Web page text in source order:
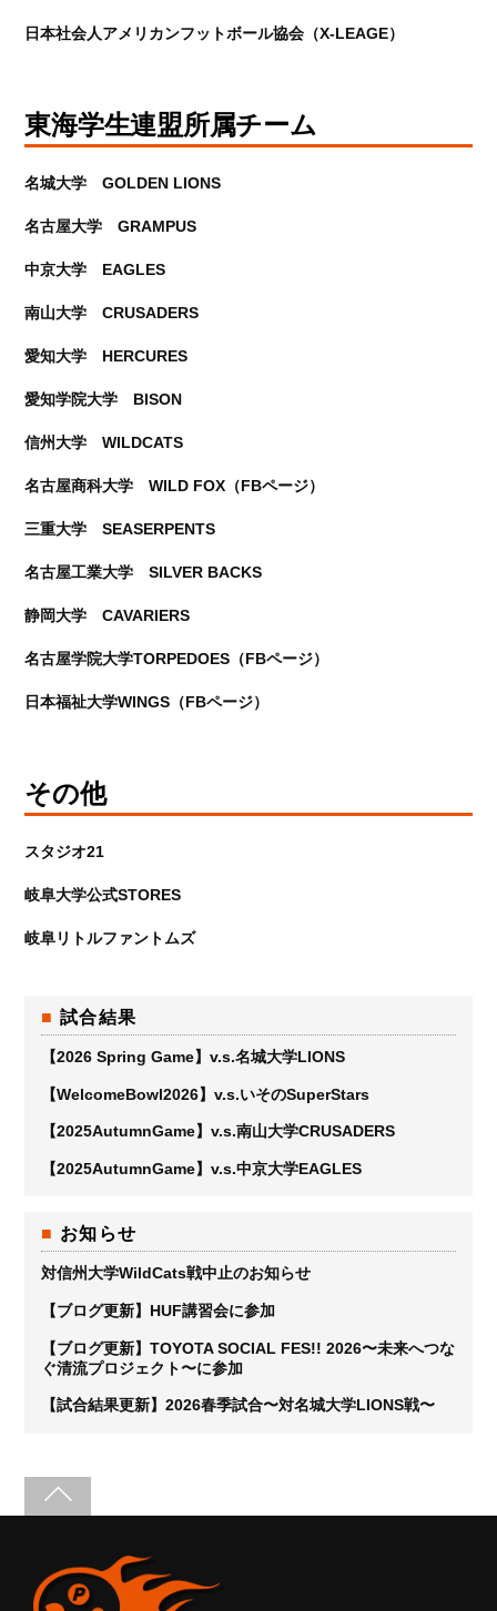
日本社会人アメリカンフットボール協会（X-LEAGE）
東海学生連盟所属チーム
名城大学 GOLDEN LIONS
名古屋大学 GRAMPUS
中京大学 EAGLES
南山大学 CRUSADERS
愛知大学 HERCURES
愛知学院大学 BISON
信州大学 WILDCATS
名古屋商科大学 WILD FOX（FBページ）
三重大学 SEASERPENTS
名古屋工業大学 SILVER BACKS
静岡大学 CAVARIERS
名古屋学院大学TORPEDOES（FBページ）
日本福祉大学WINGS（FBページ）
その他
スタジオ21
岐阜大学公式STORES
岐阜リトルファントムズ
試合結果
【2026 Spring Game】v.s.名城大学LIONS
【WelcomeBowl2026】v.s.いそのSuperStars
【2025AutumnGame】v.s.南山大学CRUSADERS
【2025AutumnGame】v.s.中京大学EAGLES
お知らせ
対信州大学WildCats戦中止のお知らせ
【ブログ更新】HUF講習会に参加
【ブログ更新】TOYOTA SOCIAL FES!! 2026〜未来へつな
ぐ清流プロジェクト〜に参加
【試合結果更新】2026春季試合〜対名城大学LIONS戦〜